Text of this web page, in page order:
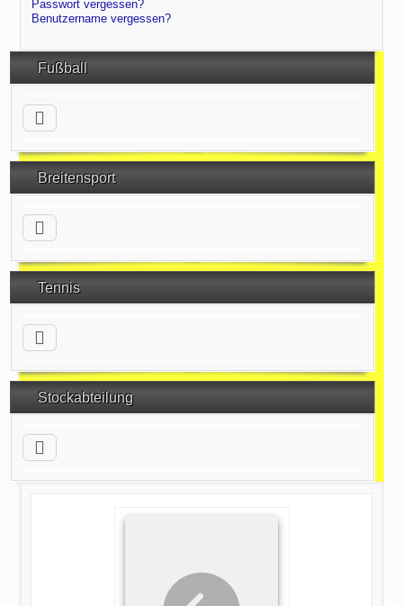
Passwort vergessen?
Benutzername vergessen?
Fußball
Breitensport
Tennis
Stockabteilung